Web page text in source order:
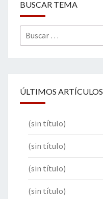
BUSCAR TEMA
Buscar
por:
ÚLTIMOS ARTÍCULOS
(sin título)
(sin título)
(sin título)
(sin título)